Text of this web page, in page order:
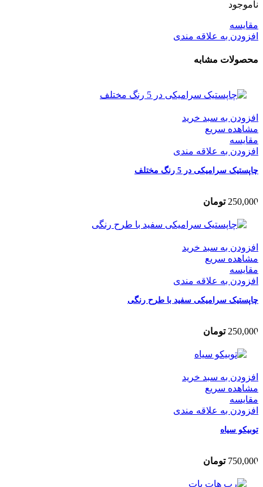
ناموجود
مقایسه
افزودن به علاقه مندی
محصولات مشابه
افزودن به سبد خرید
مشاهده سریع
مقایسه
افزودن به علاقه مندی
چاپستیک سرامیکی در 5 رنگ مختلف
250,000 تومان
افزودن به سبد خرید
مشاهده سریع
مقایسه
افزودن به علاقه مندی
چاپستیک سرامیکی سفید با طرح رنگی
250,000 تومان
افزودن به سبد خرید
مشاهده سریع
مقایسه
افزودن به علاقه مندی
توبیکو سیاه
750,000 تومان